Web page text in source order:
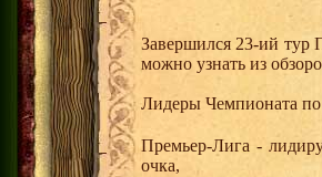
Завершился 23-ий тур
можно узнать из
Лидеры Чемпионата
Премьер-Лига -
очка,